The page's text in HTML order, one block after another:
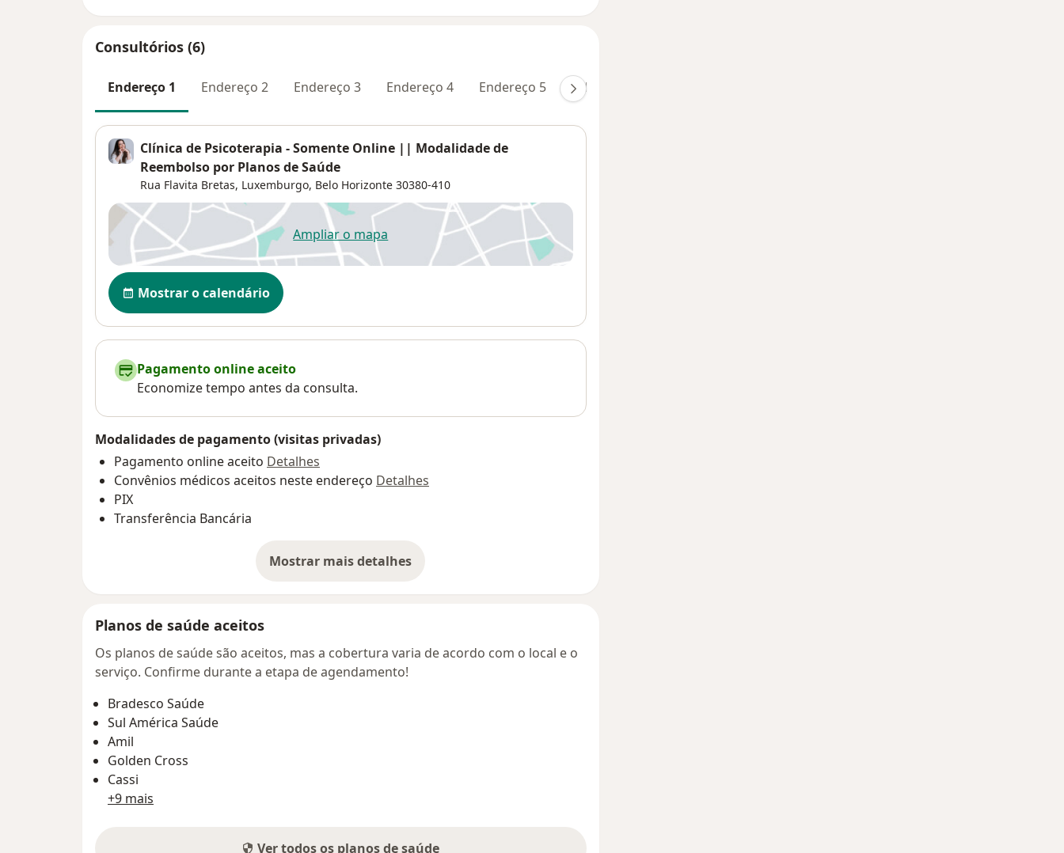
Consultórios (6)
Endereço 1 Endereço 2 Endereço 3 Endereço 4 Endereço 5 Teleconsulta
Clínica de Psicoterapia - Somente Online || Modalidade de
Reembolso por Planos de Saúde
Rua Flavita Bretas, Luxemburgo, Belo Horizonte 30380-410
Ampliar o mapaabre num novo separador
Disponibilidade
Mostrar o calendário
Pagamento online aceito
Economize tempo antes da consulta.
Modalidades de pagamento (visitas privadas)
Pagamento online aceito Detalhes
Convênios médicos aceitos neste endereço Detalhes
PIX
Transferência Bancária
Mostrar mais detalhes
sobre o endereço
Planos de saúde aceitos
Os planos de saúde são aceitos, mas a cobertura varia de acordo com o local e o
serviço. Confirme durante a etapa de agendamento!
Bradesco Saúde
Sul América Saúde
Amil
Golden Cross
Cassi
+9 mais
Ver todos os planos de saúde